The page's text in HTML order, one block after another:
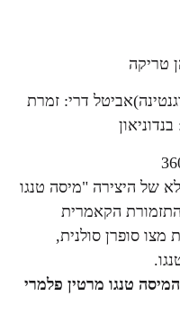
טריקה
דרי: זמרת
בנדוניאון
של היצירה "מיסה טנגו
הקאמרית
סופרן סולנית,
טנגו מרטין פלמרי